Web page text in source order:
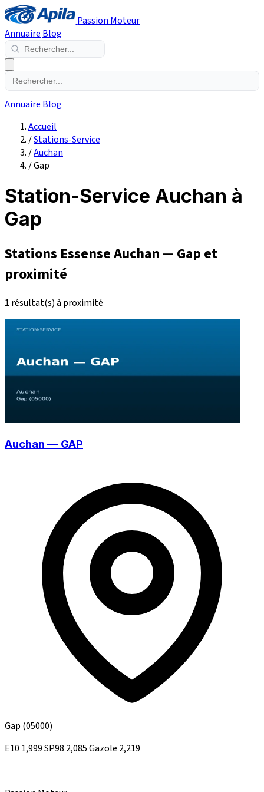
Passion Moteur
Annuaire Blog
Annuaire Blog
Accueil
/Stations-Service
/Auchan
/Gap
Station-Service Auchan à
Gap
Stations Essense Auchan — Gap et
proximité
1 résultat(s) à proximité
Auchan — GAP
Gap (05000)
E10 1,999SP98 2,085Gazole 2,219